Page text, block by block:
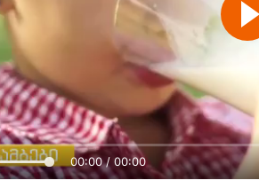
00:00 / 00:00